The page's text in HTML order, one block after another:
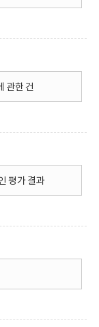
관한 건
평가 결과